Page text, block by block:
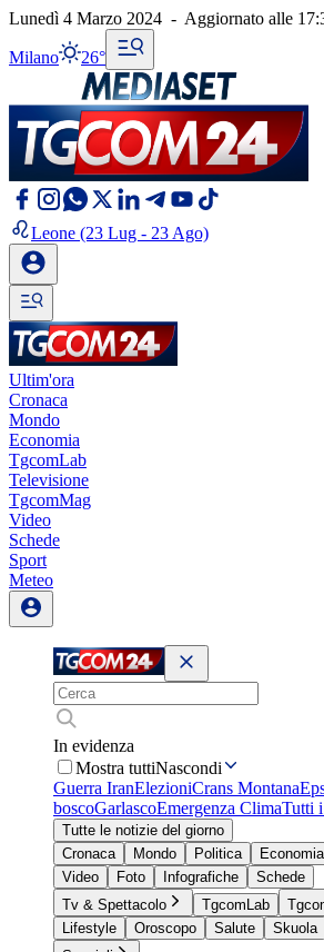
Lunedì 4 Marzo 2024 - Aggiornato alle
Milano 26°
Leone (23 Lug - 23 Ago)
Ultim'ora
Cronaca
Mondo
Economia
TgcomLab
Televisione
TgcomMag
Video
Schede
Sport
Meteo
In evidenza
Mostra tuttiNascondi
Guerra IranElezioniCrans Montana
boscoGarlascoEmergenza ClimaTutti
Tutte le notizie del giorno
Cronaca
Mondo Politica Economia
Video
Foto Infografiche
Schede
Tv & Spettacolo
TgcomLab
Lifestyle
Oroscopo Salute Skuola